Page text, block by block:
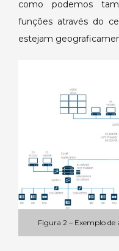
como podemos
funções através do
estejam
Figura 2 – Exemplo